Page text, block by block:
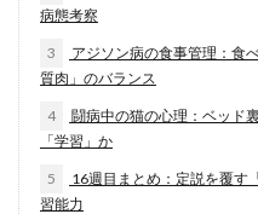
病態考察
3
アジソン病の食事管理：食
質肉」のバランス
4
闘病中の猫の心理：ベッド
「学習」か
5
16週目まとめ：定説を覆す
習能力